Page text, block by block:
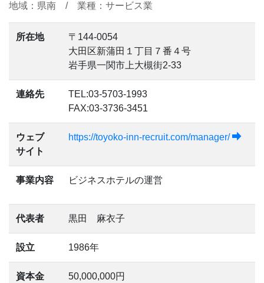
地域：県南 / 業種：サービス業
所在地
〒144-0054
大田区新蒲田１丁目７番４号
岩手県一関市上大槻街2-33
連絡先
TEL:03-5703-1993
FAX:03-3736-3451
ウェブ
サイト
https://toyoko-inn-recruit.com/manager/
事業内容 ビジネスホテルの運営
代表者 黒田 麻衣子
設立 1986年
資本金 50,000,000円